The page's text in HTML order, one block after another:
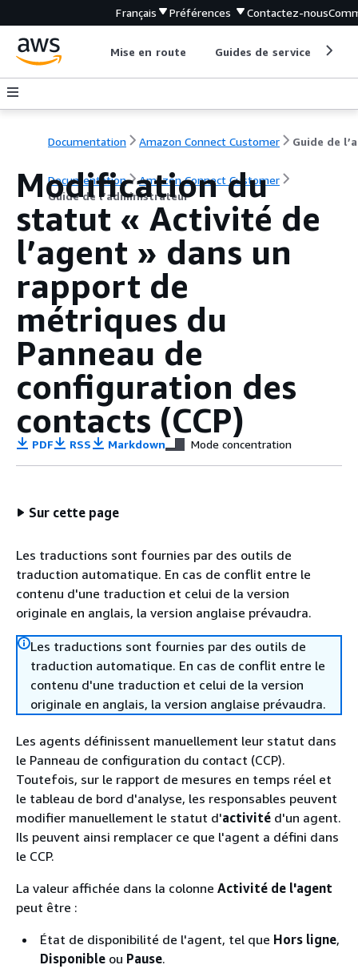
Français Préférences Contactez-nous
Mise en route Guides de service
Documentation Amazon Connect Customer
Documentation
Amazon Connect Customer
Guide de l’administrateur
Modification du
statut « Activité de
l’agent » dans un
rapport de
métriques du
Panneau de
configuration des
contacts (CCP)
PDF RSS Markdown Mode concentration
Sur cette page
Les traductions sont fournies par des outils de
traduction automatique. En cas de conflit entre le
contenu d'une traduction et celui de la version
originale en anglais, la version anglaise prévaudra.
Les traductions sont fournies par des outils de
traduction automatique. En cas de conflit entre le
contenu d'une traduction et celui de la version
originale en anglais, la version anglaise prévaudra.
Les agents définissent manuellement leur statut dans
le Panneau de configuration du contact (CCP).
Toutefois, sur le rapport de mesures en temps réel et
le tableau de bord d'analyse, les responsables peuvent
modifier manuellement le statut d'activité d'un agent.
Ils peuvent ainsi remplacer ce que l'agent a défini dans
le CCP.
La valeur affichée dans la colonne Activité de l'agent
peut être :
État de disponibilité de l'agent, tel que Hors ligne,
Disponible ou Pause.